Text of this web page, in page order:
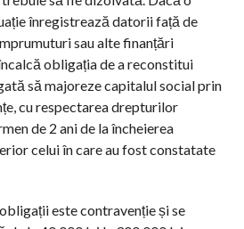
înregistrează datorii față de
sau alte finanțări
obligația de a reconstitui
să majoreze capitalul social prin
cu respectarea drepturilor
de 2 ani de la încheierea
celui în care au fost constatate
este contravenție și se